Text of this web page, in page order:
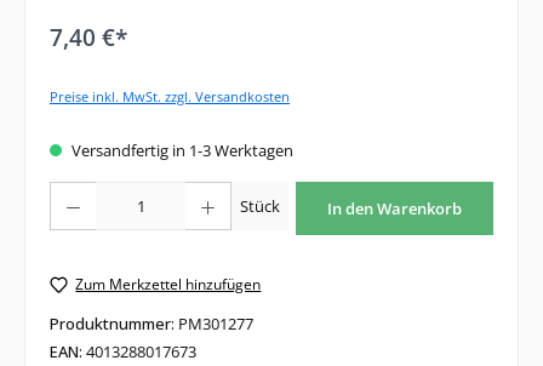
7,40 €*
Preise inkl. MwSt. zzgl. Versandkosten
Versandfertig in 1-3 Werktagen
Stück In den Warenkorb
Zum Merkzettel hinzufügen
Produktnummer: PM301277
EAN: 4013288017673